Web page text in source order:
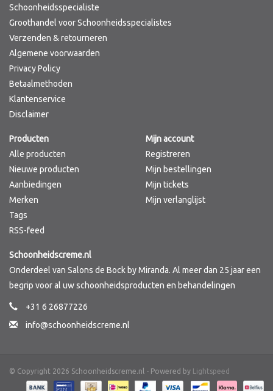
Fusion Meso
PCA SKINCARE
Ekseption Skincare
Blog
Merken
Schoonheidsspecialiste
Groothandel voor Schoonheidsspecialistes
Verzenden & retourneren
Algemene voorwaarden
Privacy Policy
Betaalmethoden
Klantenservice
Disclaimer
Producten
Alle producten
Nieuwe producten
Aanbiedingen
Merken
Tags
RSS-feed
Mijn account
Registreren
Mijn bestellingen
Mijn tickets
Mijn verlanglijst
Schoonheidscreme.nl
Onderdeel van Salons de Bock by Miranda. Al meer dan 25 jaar een
begrip voor al uw schoonheidsproducten en behandelingen
+31 6 26877226
info@schoonheidscreme.nl
© Copyright 2026 Schoonheidscreme.nl - Powered by Lightspeed